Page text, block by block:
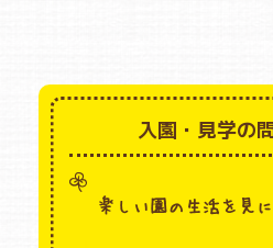
入園・見学の
楽しい園の生活を見